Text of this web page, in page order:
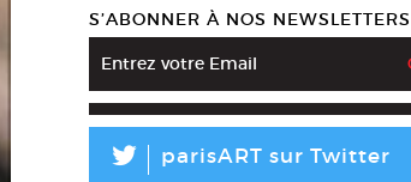
S’ABONNER À NOS NEWSLETTERS
L parisART sur Twitter